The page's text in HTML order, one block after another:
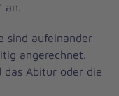
an.
sind aufeinander
angerechnet.
das Abitur oder die